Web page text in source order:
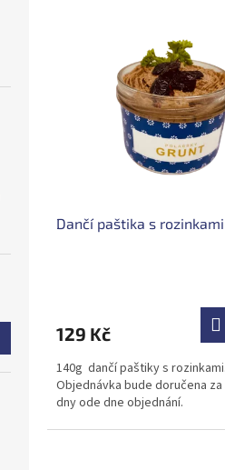
Dančí paštika s rozinkami
129 Kč
140g dančí paštiky s rozinkami.
Objednávka bude doručena
dny ode dne objednání.